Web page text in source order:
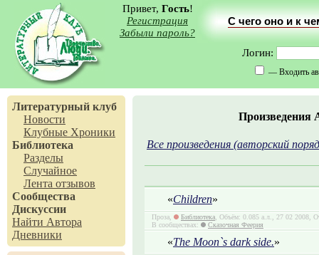
Привет, Гость!
Регистрация
Забыли пароль?
С чего оно и к
Логин:
— Входить
Литературный клуб
Новости
Клубные Хроники
Библиотека
Разделы
Случайное
Лента отзывов
Сообщества
Дискуссии
Найти Автора
Дневники
Произведения
Все произведения (авторский
«Children»
Проза, Библиотека, Объём: 0.085 а.л., 27 02 2008,
В сообществах:
Сказочная Феерия
«The Moon`s dark side.»